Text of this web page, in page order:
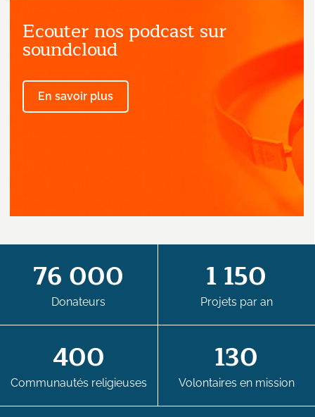
J'accepte de recevoir des emails
provenant de l'Œuvre d'Orient.
Ecouter nos podcast sur
soundcloud
En savoir plus
76 000
Donateurs
1 150
Projets par an
400
Communautés religieuses
130
Volontaires en mission